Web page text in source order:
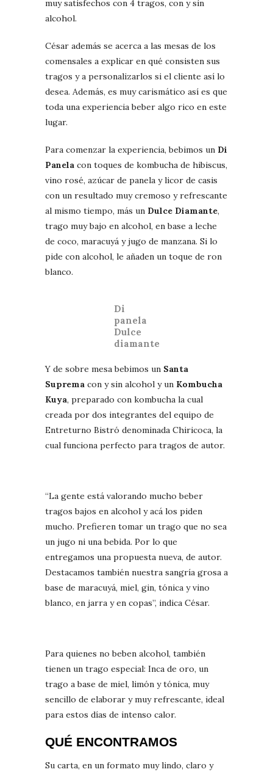
muy satisfechos con 4 tragos, con y sin
alcohol.
César además se acerca a las mesas de los
comensales a explicar en qué consisten sus
tragos y a personalizarlos si el cliente así lo
desea. Además, es muy carismático así es que
toda una experiencia beber algo rico en este
lugar.
Para comenzar la experiencia, bebimos un Di
Panela con toques de kombucha de hibiscus,
vino rosé, azúcar de panela y licor de casis
con un resultado muy cremoso y refrescante
al mismo tiempo, más un Dulce Diamante,
trago muy bajo en alcohol, en base a leche
de coco, maracuyá y jugo de manzana. Si lo
pide con alcohol, le añaden un toque de ron
blanco.
Di
panela
Dulce
diamante
Y de sobre mesa bebimos un Santa
Suprema con y sin alcohol y un Kombucha
Kuya, preparado con kombucha la cual
creada por dos integrantes del equipo de
Entreturno Bistró denominada Chiricoca, la
cual funciona perfecto para tragos de autor.
“La gente está valorando mucho beber
tragos bajos en alcohol y acá los piden
mucho. Prefieren tomar un trago que no sea
un jugo ni una bebida. Por lo que
entregamos una propuesta nueva, de autor.
Destacamos también nuestra sangría grosa a
base de maracuyá, miel, gin, tónica y vino
blanco, en jarra y en copas”, indica César.
Para quienes no beben alcohol, también
tienen un trago especial: Inca de oro, un
trago a base de miel, limón y tónica, muy
sencillo de elaborar y muy refrescante, ideal
para estos días de intenso calor.
QUÉ ENCONTRAMOS
Su carta, en un formato muy lindo, claro y